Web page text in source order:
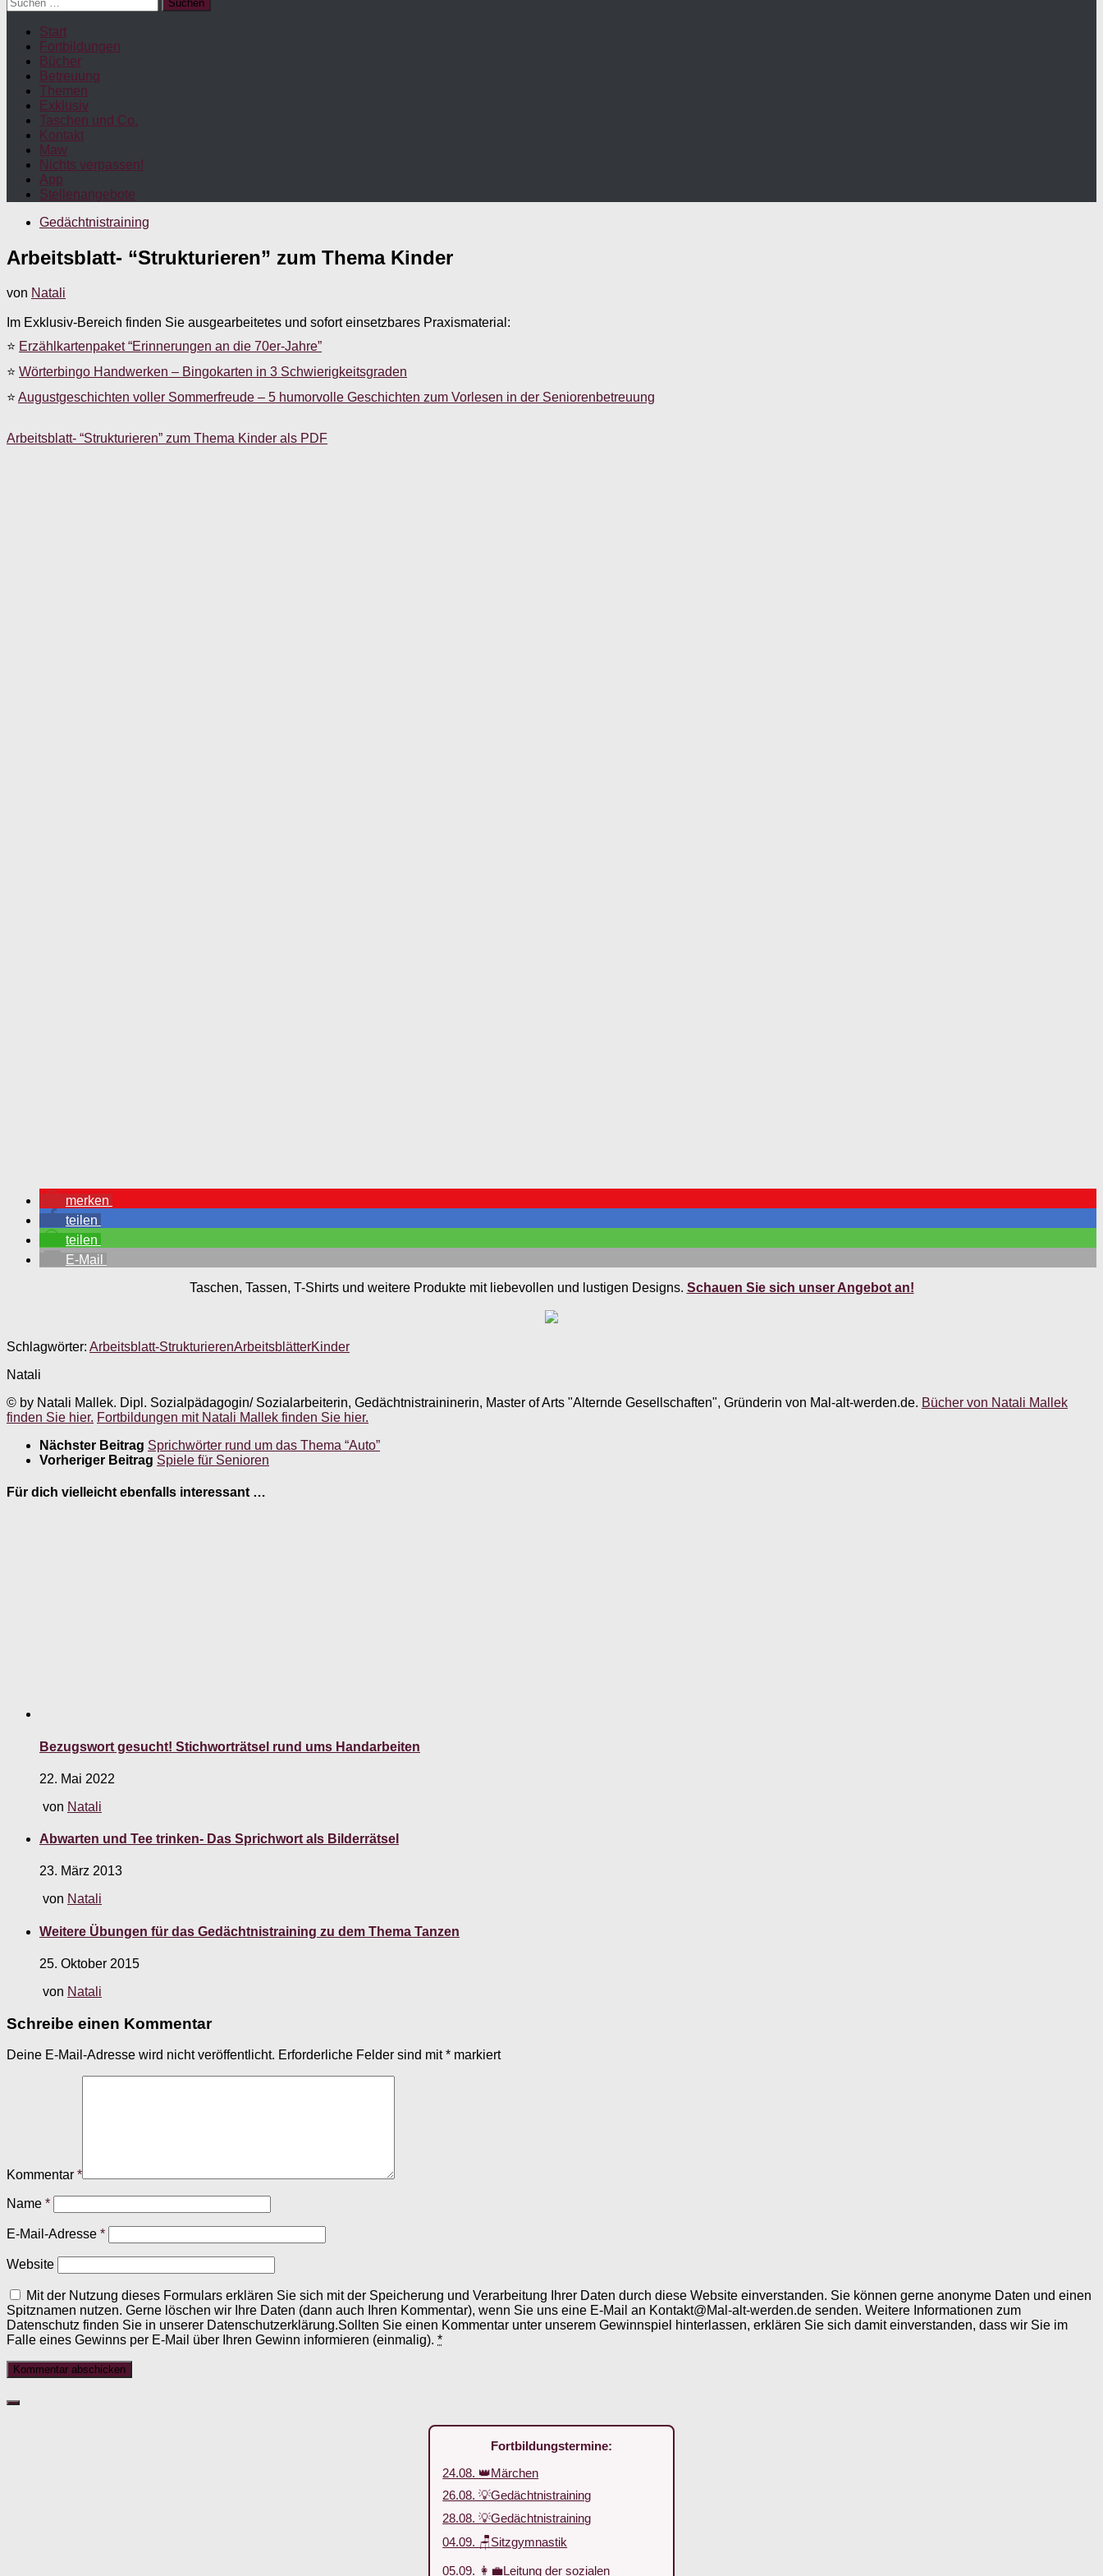
nach:
Start
Fortbildungen
Bücher
Betreuung
Themen
Exklusiv
Taschen und Co.
Kontakt
Maw
Nichts verpassen!
App
Stellenangebote
Gedächtnistraining
Arbeitsblatt- “Strukturieren” zum Thema Kinder
von Natali
Im Exklusiv-Bereich finden Sie ausgearbeitetes und sofort einsetzbares Praxismaterial:
⭐ Erzählkartenpaket “Erinnerungen an die 70er-Jahre”
⭐ Wörterbingo Handwerken – Bingokarten in 3 Schwierigkeitsgraden
⭐ Augustgeschichten voller Sommerfreude – 5 humorvolle Geschichten zum Vorlesen in der Seniorenbetreuung
Arbeitsblatt- “Strukturieren” zum Thema Kinder als PDF
merken
teilen
teilen
E-Mail
Taschen, Tassen, T-Shirts und weitere Produkte mit liebevollen und lustigen Designs. Schauen Sie sich unser Angebot an!
Schlagwörter: Arbeitsblatt-StrukturierenArbeitsblätterKinder
Natali
© by Natali Mallek. Dipl. Sozialpädagogin/ Sozialarbeiterin, Gedächtnistraininerin, Master of Arts "Alternde Gesellschaften", Gründerin von Mal-alt-werden.de. Bücher von Natali Mallek
finden Sie hier. Fortbildungen mit Natali Mallek finden Sie hier.
Nächster Beitrag Sprichwörter rund um das Thema “Auto”
Vorheriger Beitrag Spiele für Senioren
Für dich vielleicht ebenfalls interessant …
Bezugswort gesucht! Stichworträtsel rund ums Handarbeiten
22. Mai 2022
von Natali
Abwarten und Tee trinken- Das Sprichwort als Bilderrätsel
23. März 2013
von Natali
Weitere Übungen für das Gedächtnistraining zu dem Thema Tanzen
25. Oktober 2015
von Natali
Schreibe einen Kommentar
Deine E-Mail-Adresse wird nicht veröffentlicht. Erforderliche Felder sind mit* markiert
Kommentar *
Name *
E-Mail-Adresse *
Website
Mit der Nutzung dieses Formulars erklären Sie sich mit der Speicherung und Verarbeitung Ihrer Daten durch diese Website einverstanden. Sie können gerne anonyme Daten und einen
Spitznamen nutzen. Gerne löschen wir Ihre Daten (dann auch Ihren Kommentar), wenn Sie uns eine E-Mail an Kontakt@Mal-alt-werden.de senden. Weitere Informationen zum
Datenschutz finden Sie in unserer Datenschutzerklärung.Sollten Sie einen Kommentar unter unserem Gewinnspiel hinterlassen, erklären Sie sich damit einverstanden, dass wir Sie im
Falle eines Gewinns per E-Mail über Ihren Gewinn informieren (einmalig). *
Fortbildungstermine:
24.08. 👑Märchen
26.08. 💡Gedächtnistraining
28.08. 💡Gedächtnistraining
04.09. 🪑Sitzgymnastik
05.09. 👩‍💼Leitung der sozialen